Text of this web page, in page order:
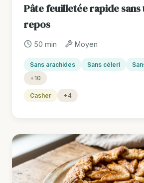
Pâte feuilletée rapide sans
repos
50 min Moyen
Sans arachides Sans céleri
+10
Casher +4